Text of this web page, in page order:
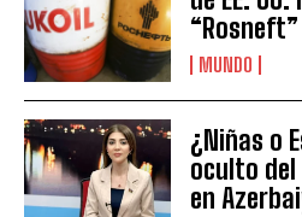
MUNDO
¿Niñas o
oculto
en